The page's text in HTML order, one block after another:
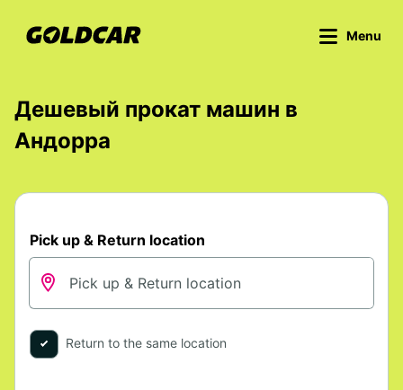
Menu
Дешевый прокат машин в
Aндорра
Pick up & Return location
Return to the same location